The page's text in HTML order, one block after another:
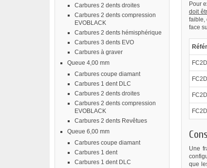
Carbures 2 dents droites
Carbures 2 dents compression
EVOBLACK
Carbures 2 dents hémisphérique
Carbures 3 dents EVO
Carbures à graver
Queue 4,00 mm
Carbures coupe diamant
Carbures 1 dent DLC
Carbures 2 dents droites
Carbures 2 dents compression
EVOBLACK
Carbures 2 dents Revêtues
Queue 6,00 mm
Carbures coupe diamant
Carbures 1 dent
Carbures 1 dent DLC
Pour
doit
faible,
face
Une
que